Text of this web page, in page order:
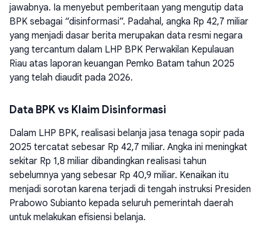
jawabnya. Ia menyebut pemberitaan yang mengutip data
BPK sebagai “disinformasi”. Padahal, angka Rp 42,7 miliar
yang menjadi dasar berita merupakan data resmi negara
yang tercantum dalam LHP BPK Perwakilan Kepulauan
Riau atas laporan keuangan Pemko Batam tahun 2025
yang telah diaudit pada 2026.
Data BPK vs Klaim Disinformasi
Dalam LHP BPK, realisasi belanja jasa tenaga sopir pada
2025 tercatat sebesar Rp 42,7 miliar. Angka ini meningkat
sekitar Rp 1,8 miliar dibandingkan realisasi tahun
sebelumnya yang sebesar Rp 40,9 miliar. Kenaikan itu
menjadi sorotan karena terjadi di tengah instruksi Presiden
Prabowo Subianto kepada seluruh pemerintah daerah
untuk melakukan efisiensi belanja.